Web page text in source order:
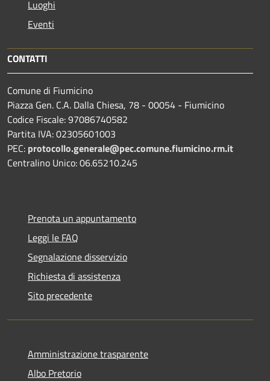
Luoghi
Eventi
CONTATTI
Comune di Fiumicino
Piazza Gen. C.A. Dalla Chiesa, 78 - 00054 - Fiumicino
Codice Fiscale: 97086740582
Partita IVA: 02305601003
PEC: protocollo.generale@pec.comune.fiumicino.rm.it
Centralino Unico: 06.65210.245
Prenota un appuntamento
Leggi le FAQ
Segnalazione disservizio
Richiesta di assistenza
Sito precedente
Amministrazione trasparente
Albo Pretorio